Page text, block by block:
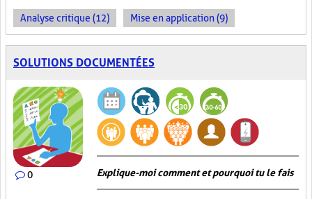
Analyse critique (12) Mise en application (9)
SOLUTIONS DOCUMENTÉES
0 Explique-moi comment et pourquoi tu le fais